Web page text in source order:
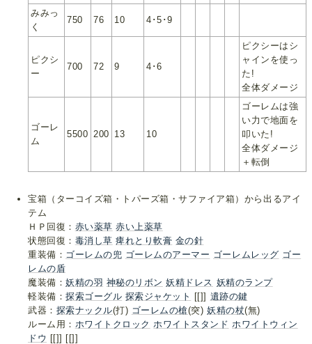
みみっ
く
750 76 10 4･5･9
ピクシ
ー
700 72 9 4･6
ピクシーはシ
ャインを使っ
た!
全体ダメージ
ゴーレ
ム
5500 200 13 10
ゴーレムは強
い力で地面を
叩いた!
全体ダメージ
＋転倒
宝箱（ターコイズ箱・トパーズ箱・サファイア箱）から出るアイ
テム
ＨＰ回復： 赤い薬草 赤い上薬草
状態回復： 毒消し草 痺れとり軟膏 金の針
重装備： ゴーレムの兜 ゴーレムのアーマー ゴーレムレッグ ゴー
レムの盾
魔装備：妖精の羽 神秘のリボン 妖精ドレス 妖精のランプ
軽装備：探索ゴーグル 探索ジャケット [[]] 遺跡の鍵
武器： 探索ナックル(打) ゴーレムの槍(突) 妖精の杖(無)
ルーム用： ホワイトクロック ホワイトスタンド ホワイトウィン
ドウ [[]] [[]]